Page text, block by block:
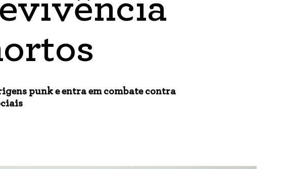
punk e entra em combate contra